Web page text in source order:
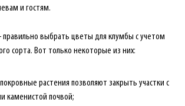
и гостям.
правильно выбрать цветы для клумбы с учетом
сорта. Вот только некоторые из них:
растения позволяют закрыть участки с
каменистой почвой;